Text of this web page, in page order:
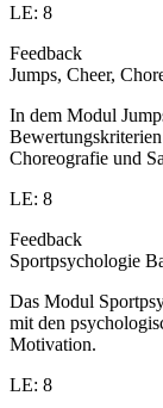
LE: 8
Feedback
Jumps, Cheer,
In dem Modul
Choreografie und
LE: 8
Feedback
Sportpsychologie
Das Modul
mit den
Motivation.
LE: 8